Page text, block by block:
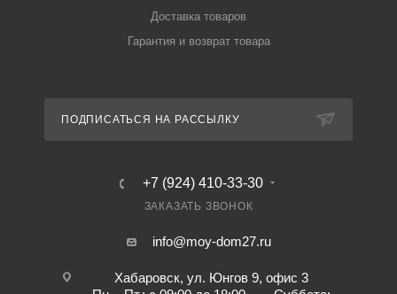
Доставка товаров
Гарантия и возврат товара
ПОДПИСАТЬСЯ НА РАССЫЛКУ
+7 (924) 410-33-30
ЗАКАЗАТЬ ЗВОНОК
info@moy-dom27.ru
Хабаровск, ул. Юнгов 9, офис 3